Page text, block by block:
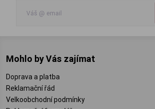
Mohlo by Vás zajímat
Doprava a platba
Reklamační řád
Velkoobchodní podmínky